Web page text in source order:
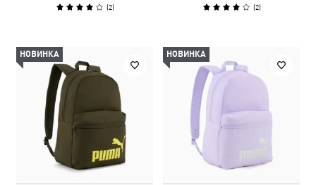
(2) (2)
НОВИНКА НОВИНКА